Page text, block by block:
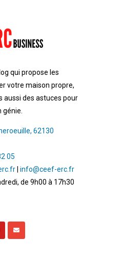
qui propose les
votre maison propre,
aussi des astuces pour
62130
05
info@ceef-erc.fr
de 9h00 à 17h30